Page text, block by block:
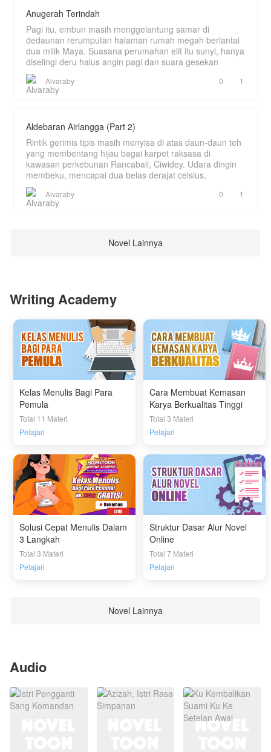
Anugerah Terindah
Pagi itu, embun masih menggelantung samar di
dedaunan rerumputan halaman rumah megah berlantai
dua milik Maya. Suasana perumahan elit itu sunyi, hanya
diselingi deru halus angin pagi dan suara gesekan
Alvaraby 0 1
Aldebaran Airlangga (Part 2)
Rintik gerimis tipis masih menyisa di atas daun-daun teh
yang membentang hijau bagai karpet raksasa di
kawasan perkebunan Rancabali, Ciwidey. Udara dingin
membeku, mencapai dua belas derajat celsius,
Alvaraby 0 1
Novel Lainnya
Writing Academy
Kelas Menulis Bagi Para
Pemula
Total 11 Materi
Pelajari
Cara Membuat Kemasan
Karya Berkualitas Tinggi
Total 3 Materi
Pelajari
Solusi Cepat Menulis Dalam
3 Langkah
Total 3 Materi
Pelajari
Struktur Dasar Alur Novel
Online
Total 7 Materi
Pelajari
Novel Lainnya
Audio